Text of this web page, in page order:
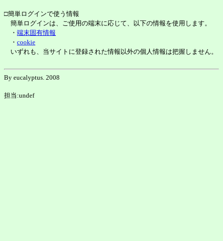
□簡単ログインで使う情報
簡単ログインは、ご使用の端末に応じて、以下の情報を使用します。
・ 端末固有情報
・ cookie
いずれも、当サイトに登録された情報以外の個人情報は把握しません。
By eucalyptus. 2008
担当:undef